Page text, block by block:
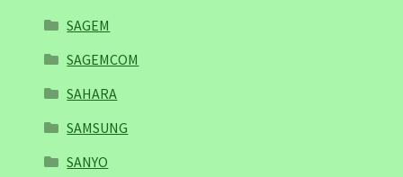
SAGEM
SAGEMCOM
SAHARA
SAMSUNG
SANYO